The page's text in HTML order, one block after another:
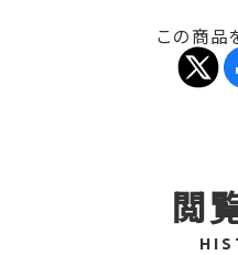
・II型コラーゲンこの商品
閲